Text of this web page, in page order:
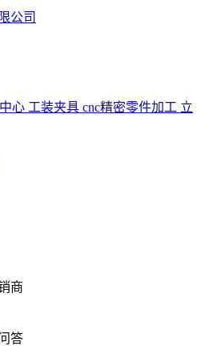
心 工装夹具 cnc精密零件加工 立
商
答